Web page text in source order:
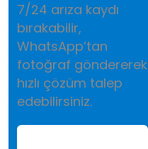
7/24 arıza kaydı
bırakabilir,
WhatsApp’tan
fotoğraf göndererek
hızlı çözüm talep
edebilirsiniz.